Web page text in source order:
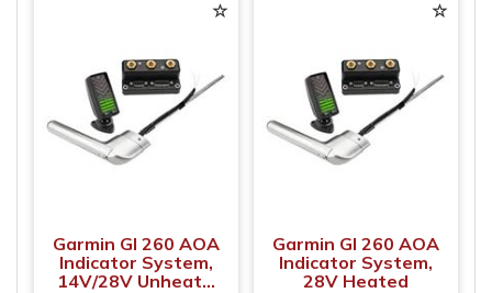
Garmin GI 260 AOA
Indicator System,
14V/28V Unheat...
Garmin GI 260 AOA
Indicator System,
28V Heated